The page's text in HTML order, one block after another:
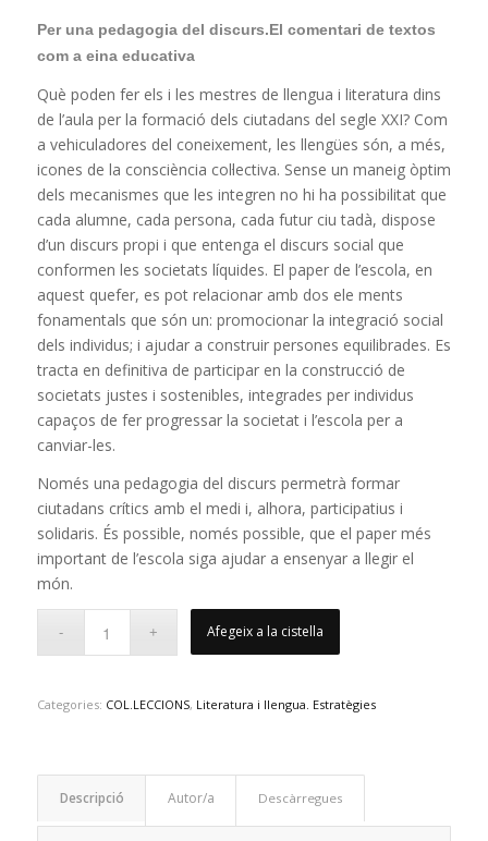
Per una pedagogia del discurs.El comentari de textos
com a eina educativa
Què poden fer els i les mestres de llengua i literatura dins
de l’aula per la formació dels ciutadans del segle XXI? Com
a vehiculadores del coneixement, les llengües són, a més,
icones de la consciència col·lectiva. Sense un maneig òptim
dels mecanismes que les integren no hi ha possibilitat que
cada alumne, cada persona, cada futur ciu tadà, dispose
d’un discurs propi i que entenga el discurs social que
conformen les societats líquides. El paper de l’escola, en
aquest quefer, es pot relacionar amb dos ele ments
fonamentals que són un: promocionar la integració social
dels individus; i ajudar a construir persones equilibrades. Es
tracta en definitiva de participar en la construcció de
societats justes i sostenibles, integrades per individus
capaços de fer progressar la societat i l’escola per a
canviar-les.
Només una pedagogia del discurs permetrà formar
ciutadans crítics amb el medi i, alhora, participatius i
solidaris. És possible, només possible, que el paper més
important de l’escola siga ajudar a ensenyar a llegir el
món.
Afegeix a la cistella
Categories: COL.LECCIONS, Literatura i llengua. Estratègies
Descripció Descàrregues